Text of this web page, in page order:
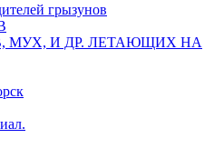
грызунов
МУХ, И ДР. ЛЕТАЮЩИХ НА